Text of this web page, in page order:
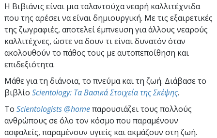
Η Βιβιάνις είναι μια ταλαντούχα νεαρή καλλιτέχνιδα
που της αρέσει να είναι δημιουργική. Με τις εξαιρετικές
της ζωγραφιές, αποτελεί έμπνευση για άλλους νεαρούς
καλλιτέχνες, ώστε να δουν τι είναι δυνατόν όταν
ακολουθούν το πάθος τους με αυτοπεποίθηση και
επιδεξιότητα.
Μάθε για τη διάνοια, το πνεύμα και τη ζωή. Διάβασε το
βιβλίο Scientology: Τα Βασικά Στοιχεία της Σκέψης.
To Scientologists @homeπαρουσιάζει τους πολλούς
ανθρώπους σε όλο τον κόσμο που παραμένουν
ασφαλείς, παραμένουν υγιείς και ακμάζουν στη ζωή.